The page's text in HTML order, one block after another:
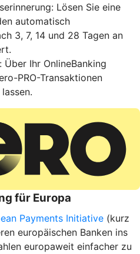
Lösen Sie eine
automatisch
3, 7, 14 und 28 Tagen an
Ihr OnlineBanking
PRO-Transaktionen
für Europa
Payments Initiative (kurz
europäischen Banken ins
europaweit einfacher zu